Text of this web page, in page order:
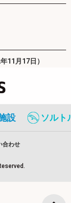
11月17日）
設 ソルト
合わせ